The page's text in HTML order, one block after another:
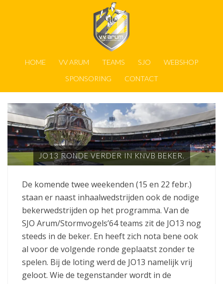
HOME VV ARUM TEAMS SJO
WEBSHOP
SPONSORING
CONTACT
JO13 RONDE VERDER IN KNVB BEKER.
De komende twee weekenden (15 en 22 febr.)
staan er naast inhaalwedstrijden ook de nodige
bekerwedstrijden op het programma. Van de
SJO Arum/Stormvogels’64 teams zit de JO13 nog
steeds in de beker. En heeft zich nota bene ook
al voor de volgende ronde geplaatst zonder te
spelen. Bij de loting werd de JO13 namelijk vrij
geloot. Wie de tegenstander wordt in de